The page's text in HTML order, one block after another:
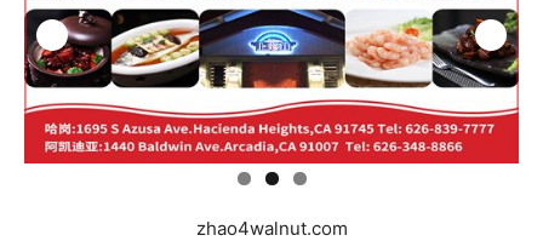
zhao4walnut.com